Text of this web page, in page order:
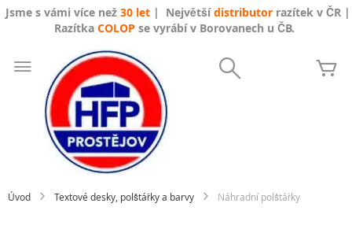
Jsme s vámi více než 30 let| Největšídistributorrazítek v ČR |
Razítka COLOP se vyrábí v Borovanech u ČB.
Úvod Textové desky, polštářky a barvy Náhradní polštářky